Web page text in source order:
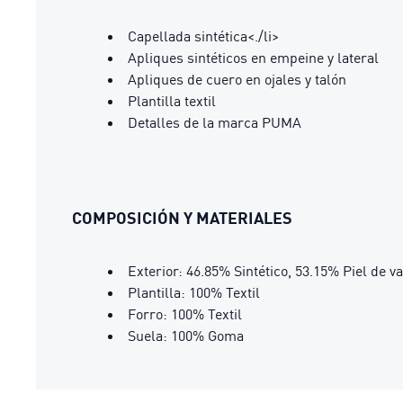
Capellada sintética<./li>
Apliques sintéticos en empeine y lateral
Apliques de cuero en ojales y talón
Plantilla textil
Detalles de la marca PUMA
COMPOSICIÓN Y MATERIALES
Exterior: 46.85% Sintético, 53.15% Piel de
Plantilla: 100% Textil
Forro: 100% Textil
Suela: 100% Goma